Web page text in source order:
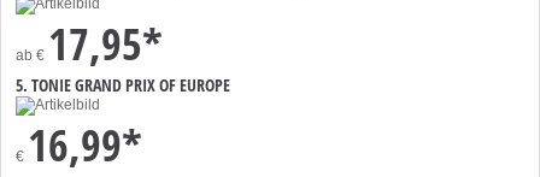
ab € 17,95*
5. TONIE GRAND PRIX OF EUROPE
€ 16,99*